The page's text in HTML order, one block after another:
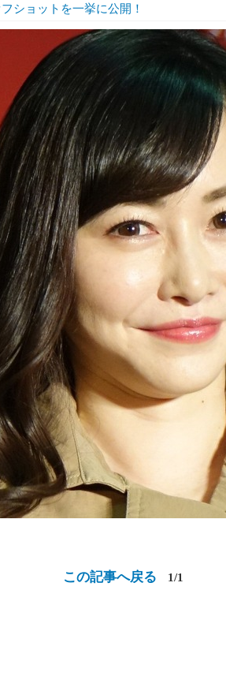
ショットを一挙に公開！
この記事へ戻る 1/1